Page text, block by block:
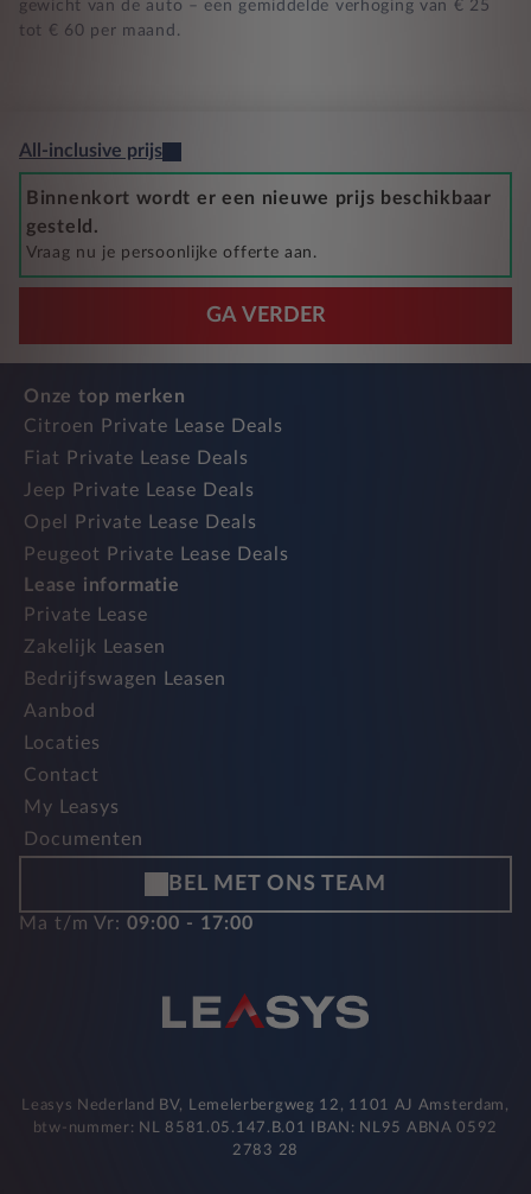
gewicht van de auto – een gemiddelde verhoging van € 25
tot € 60 per maand.
All-inclusive prijs
Binnenkort wordt er een nieuwe prijs beschikbaar
gesteld.
Vraag nu je persoonlijke offerte aan.
GA VERDER
Onze top merken
Citroen Private Lease Deals
Fiat Private Lease Deals
Jeep Private Lease Deals
Opel Private Lease Deals
Peugeot Private Lease Deals
Lease informatie
Private Lease
Zakelijk Leasen
Bedrijfswagen Leasen
Aanbod
Locaties
Contact
My Leasys
Documenten
BEL MET ONS TEAM
Ma t/m Vr: 09:00 - 17:00
Leasys Nederland BV, Lemelerbergweg 12, 1101 AJ Amsterdam,
btw-nummer: NL 8581.05.147.B.01 IBAN: NL95 ABNA 0592
2783 28